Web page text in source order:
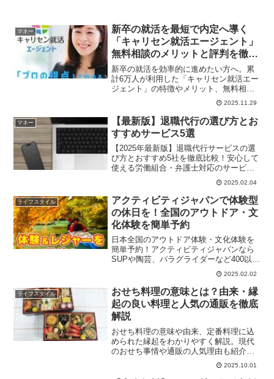
マネー
新卒の就活を最短で内定へ導く
「キャリセン就活エージェント」
無料相談のメリットと評判を徹底
解説
新卒の就活を効率的に進めたい方へ。累
計6万人が利用した「キャリセン就活エー
ジェント」の特徴やメリット、無料相談
の活用方法を詳しく解説。オンライン面
談・専任コンサルタントのサポートで内
定獲得を最短ルートへ導きます。
2025.11.29
マネー
【最新版】退職代行の選び方とお
すすめサービス5選
【2025年最新版】退職代行サービスの選
び方とおすすめ5社を徹底比較！安心して
使える労働組合・弁護士対応のサービス
も紹介。トラブル事例や体験談も掲載
2025.02.04
ライフスタイル
アクティビティジャパンで体験型
の休日を！全国のアウトドア・文
化体験を簡単予約
日本全国のアウトドア体験・文化体験を
簡単予約！アクティビティジャパンなら
SUPや陶芸、パラグライダーなど400以上
のジャンルから選べるプランが満載。旅
行や休日を充実させたい人に最適な体験
型サービス。
2025.02.02
ライフスタイル
おせち料理の意味とは？由来・縁
起の良い料理と人気の通販を徹底
解説
おせち料理の意味や由来、定番料理に込
められた縁起をわかりやすく解説。現代
のおせち事情や通販の人気理由も紹介
し、人気No.1の「匠本舗 料亭おせち」の
早割情報も掲載。新年を迎える前に知っ
2025.10.01